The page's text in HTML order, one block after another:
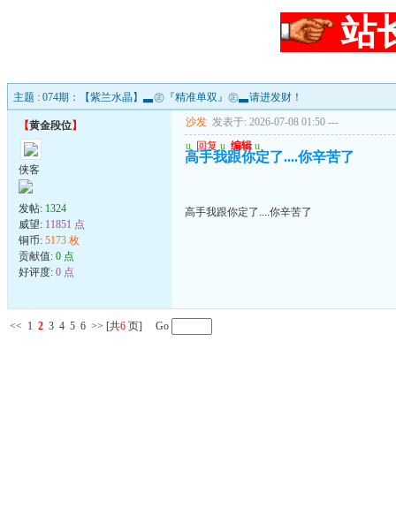
站
主题 : 074期：【紫兰水晶】▃㊣『精准单双』㊣▃请进发财！
【黄金段位】
侠客
发帖: 1324
威望: 11851 点
铜币: 5173 枚
贡献值: 0 点
好评度: 0 点
沙发 发表于: 2026-07-08 01:50 ---
u 回复 u 编辑 u
高手我跟你定了....你辛苦了
高手我跟你定了....你辛苦了
<< 1 2 3 4 5 6 >> [共6 页] Go